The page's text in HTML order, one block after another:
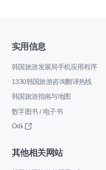
实用信息
韩国旅游发展局手机应用程序
1330韩国旅游咨询翻译热线
韩国旅游指南与地图
数字图书 / 电子书
Odii
其他相关网站